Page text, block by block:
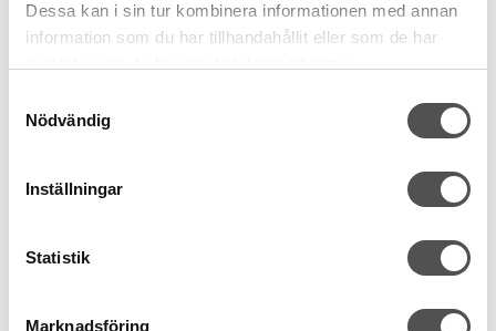
Dessa kan i sin tur kombinera informationen med annan
information som du har tillhandahållit eller som de har
Nödvändig
Inställningar
Statistik
Marknadsföring
KÖP